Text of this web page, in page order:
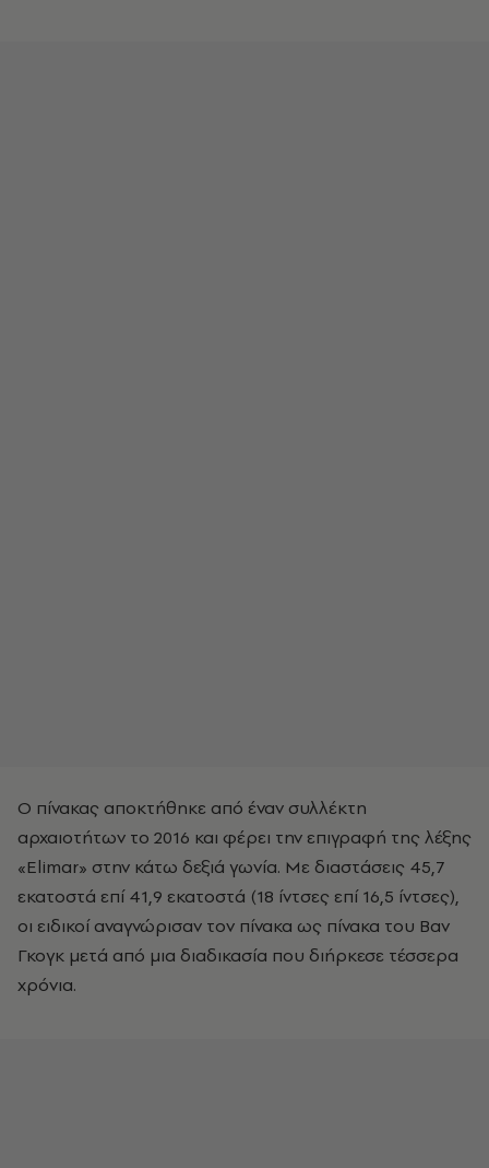
Ο πίνακας αποκτήθηκε από έναν συλλέκτη
αρχαιοτήτων το 2016 και φέρει την επιγραφή της λέξης
«Elimar» στην κάτω δεξιά γωνία. Με διαστάσεις 45,7
εκατοστά επί 41,9 εκατοστά (18 ίντσες επί 16,5 ίντσες),
οι ειδικοί αναγνώρισαν τον πίνακα ως πίνακα του Βαν
Γκογκ μετά από μια διαδικασία που διήρκεσε τέσσερα
χρόνια.